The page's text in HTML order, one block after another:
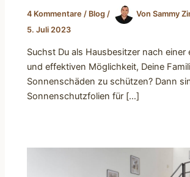
4 Kommentare / Blog / VonSammy
5. Juli 2023
Suchst Du als Hausbesitzer nach einer
und effektiven Möglichkeit, Deine
Sonnenschäden zu schützen? Dann
Sonnenschutzfolien für […]